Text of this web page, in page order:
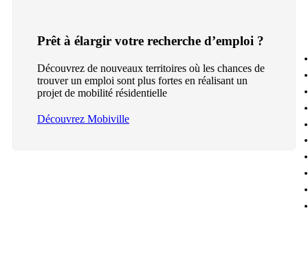
Prêt à élargir votre recherche d’emploi ?
Découvrez de nouveaux territoires où les chances de
trouver un emploi sont plus fortes en réalisant un
projet de mobilité résidentielle
Découvrez Mobiville